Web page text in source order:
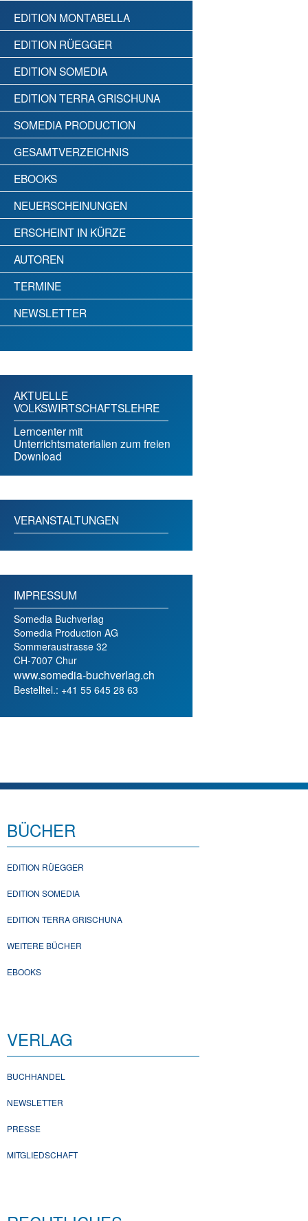
EDITION MONTABELLA
EDITION RÜEGGER
EDITION SOMEDIA
EDITION TERRA GRISCHUNA
SOMEDIA PRODUCTION
GESAMTVERZEICHNIS
EBOOKS
NEUERSCHEINUNGEN
ERSCHEINT IN KÜRZE
AUTOREN
TERMINE
NEWSLETTER
AKTUELLE
VOLKSWIRTSCHAFTSLEHRE
Lerncenter mit
Unterrichtsmaterialien zum freien
Download
VERANSTALTUNGEN
IMPRESSUM
Somedia Buchverlag
Somedia Production AG
Sommeraustrasse 32
CH-7007 Chur
www.somedia-buchverlag.ch
Bestelltel.: +41 55 645 28 63
BÜCHER
EDITION RÜEGGER
EDITION SOMEDIA
EDITION TERRA GRISCHUNA
WEITERE BÜCHER
EBOOKS
VERLAG
BUCHHANDEL
NEWSLETTER
PRESSE
MITGLIEDSCHAFT